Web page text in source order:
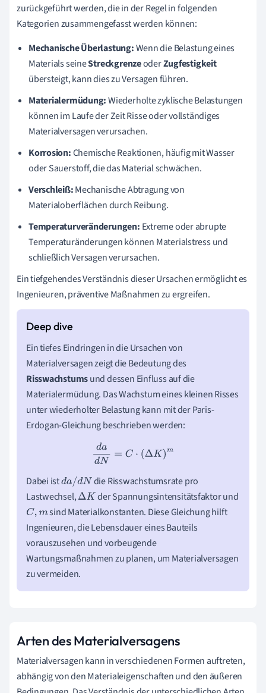
zurückgeführt werden, die in der Regel in folgenden
Kategorien zusammengefasst werden können:
Mechanische Überlastung:Wenn die Belastung eines
Materials seineStreckgrenzeoderZugfestigkeit
übersteigt, kann dies zu Versagen führen.
Materialermüdung:Wiederholte zyklische Belastungen
können im Laufe der Zeit Risse oder vollständiges
Materialversagen verursachen.
Korrosion:Chemische Reaktionen, häufig mit Wasser
oder Sauerstoff, die das Material schwächen.
Verschleiß:Mechanische Abtragung von
Materialoberflächen durch Reibung.
Temperaturveränderungen: Extreme oder abrupte
Temperaturänderungen können Materialstress und
schließlich Versagen verursachen.
Ein tiefgehendes Verständnis dieser Ursachen ermöglicht es
Ingenieuren, präventive Maßnahmen zu ergreifen.
Ein tiefes Eindringen in die Ursachen von
Materialversagen zeigt die Bedeutung des
Risswachstumsund dessen Einfluss auf die
Materialermüdung. Das Wachstum eines kleinen Risses
unter wiederholter Belastung kann mit der Paris-
Erdogan-Gleichung beschrieben werden:
da dN =C ⋅ ΔK) m
Dabei istda/dN die Risswachstumsrate pro
Lastwechsel,ΔK
der Spannungsintensitätsfaktor und
C,m sind Materialkonstanten. Diese Gleichung hilft
Ingenieuren, die Lebensdauer eines Bauteils
vorauszusehen und vorbeugende
Wartungsmaßnahmen zu planen, um Materialversagen
zu vermeiden.
Arten des Materialversagens
Materialversagen kann in verschiedenen Formen auftreten,
abhängig von den Materialeigenschaften und den äußeren